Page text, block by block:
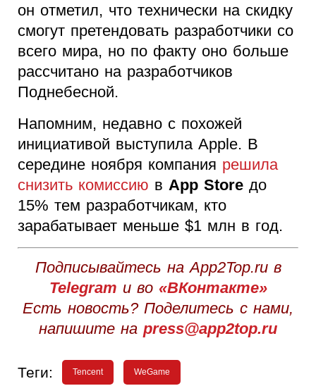
он отметил, что технически на скидку
смогут претендовать разработчики со
всего мира, но по факту оно больше
рассчитано на разработчиков
Поднебесной.
Напомним, недавно с похожей
инициативой выступила Apple. В
середине ноября компания решила
снизить комиссию в App Store до
15% тем разработчикам, кто
зарабатывает меньше $1 млн в год.
Подписывайтесь на App2Top.ru в
Telegram и во «ВКонтакте»
Есть новость? Поделитесь с нами,
напишите на press@app2top.ru
Теги: Tencent WeGame